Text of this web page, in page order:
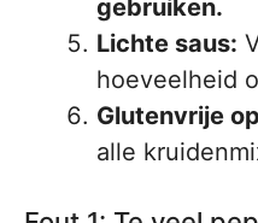
gebruiken.
Lichte saus:
hoeveelheid
Glutenvrije
alle